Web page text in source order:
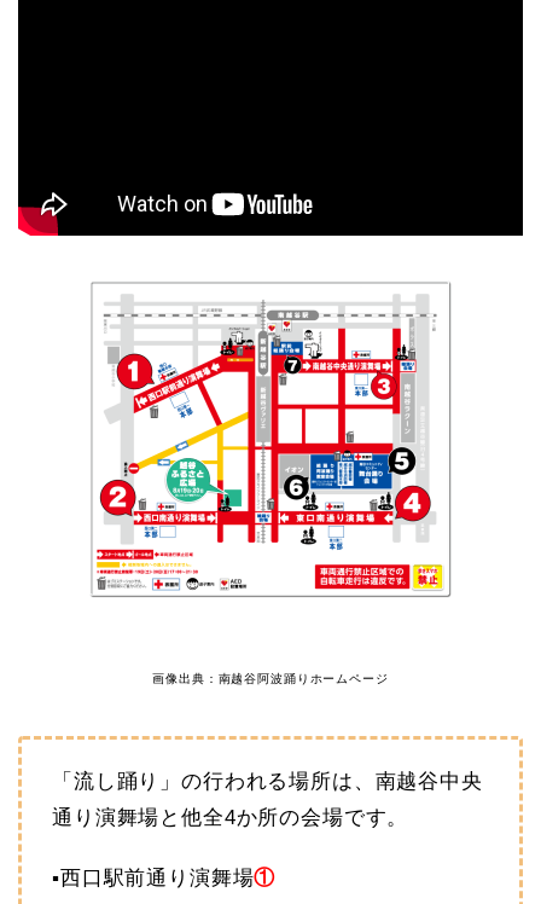
画像出典：南越谷阿波踊りホームページ
「流し踊り」の行われる場所は、南越谷中央
通り演舞場と他全4か所の会場です。
▪西口駅前通り演舞場①